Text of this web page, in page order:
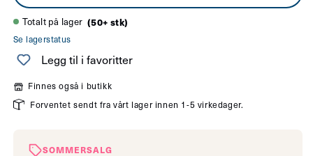
normal
E27
toppspeil
sølv
7.5W
normal
toppspeil
sølv
7.5W
Totalt på lager (50+ stk)
Se lagerstatus
Legg til i favoritter
Finnes også i butikk
Forventet sendt fra vårt lager innen 1-5 virkedager.
SOMMERSALG